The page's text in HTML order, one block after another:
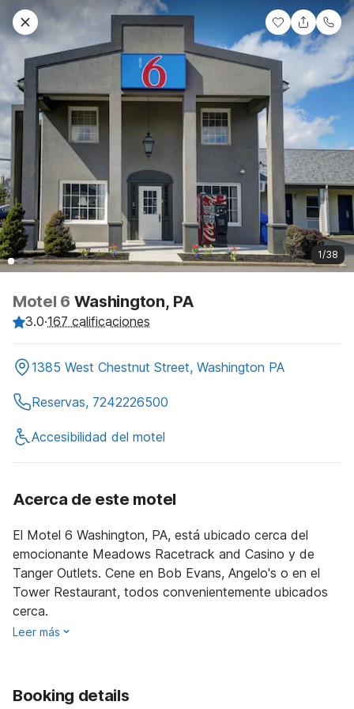
1/38
Motel 6 Washington, PA
3.0·167 calificaciones
1385 West Chestnut Street, Washington PA
Reservas, 7242226500
Accesibilidad del motel
Acerca de este motel
El Motel 6 Washington, PA, está ubicado cerca del
emocionante Meadows Racetrack and Casino y de
Tanger Outlets. Cene en Bob Evans, Angelo's o en el
Tower Restaurant, todos convenientemente ubicados
cerca.
Leer más
Booking details